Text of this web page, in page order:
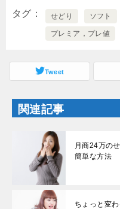
で
開
(
新
し
い
ン
ウ
で
き
ま
す
タグ せどり ソフト
プレミア，プレ値
Tweet
関連記事
月商24万の
簡単な方法
ちょっと変